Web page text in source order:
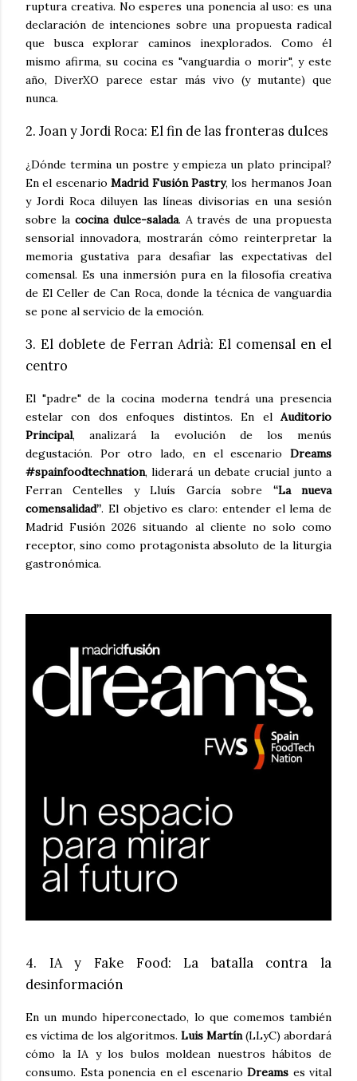
ruptura creativa. No esperes una ponencia al uso: es una
declaración de intenciones sobre una propuesta radical
que busca explorar caminos inexplorados. Como él
mismo afirma, su cocina es "vanguardia o morir", y este
año, DiverXO parece estar más vivo (y mutante) que
nunca.
2. Joan y Jordi Roca: El fin de las fronteras dulces
¿Dónde termina un postre y empieza un plato principal?
En el escenarioMadrid Fusión Pastry, los hermanos Joan
y Jordi Roca diluyen las líneas divisorias en una sesión
sobre la cocina dulce-salada. A través de una propuesta
sensorial innovadora, mostrarán cómo reinterpretar la
memoria gustativa para desafiar las expectativas del
comensal. Es una inmersión pura en la filosofía creativa
de El Celler de Can Roca, donde la técnica de vanguardia
se pone al servicio de la emoción.
3. El doblete de Ferran Adrià: El comensal en el
centro
El "padre" de la cocina moderna tendrá una presencia
estelar con dos enfoques distintos. En el Auditorio
Principal, analizará la evolución de los menús
degustación. Por otro lado, en el escenario Dreams
#spainfoodtechnation, liderará un debate crucial junto a
Ferran Centelles y Lluís García sobre “La nueva
comensalidad”. El objetivo es claro: entender el lema de
Madrid Fusión 2026 situando al cliente no solo como
receptor, sino como protagonista absoluto de la liturgia
gastronómica.
4. IA y Fake Food: La batalla contra la
desinformación
En un mundo hiperconectado, lo que comemos también
es víctima de los algoritmos. Luis Martín(LLyC) abordará
cómo la IA y los bulos moldean nuestros hábitos de
consumo. Esta ponencia en el escenario Dreams es vital